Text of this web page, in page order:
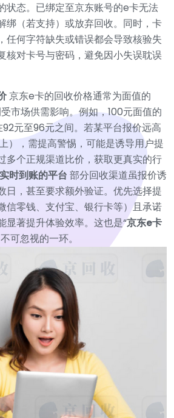
状态。已绑定至京东账号的e卡无法
绑（若支持）或放弃回收。同时，卡
任何字符缺失或错误都会导致核验失
核对卡号与密码，避免因小失误耽误
京东e卡的回收价格通常为面值的
市场供需影响。例如，100元面值的
元至96元之间。若某平台报价远高
），需提高警惕，可能是诱导用户提
多个正规渠道比价，获取更真实的行
时到账的平台 部分回收渠道虽报价诱
日，甚至要求额外验证。优先选择提
信零钱、支付宝、银行卡等）且承诺
显著提升体验效率。这也是“京东e卡
可忽视的一环。